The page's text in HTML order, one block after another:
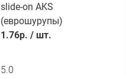
slide-on AKS
(еврошурупы)
1.76р. / шт.
5.0